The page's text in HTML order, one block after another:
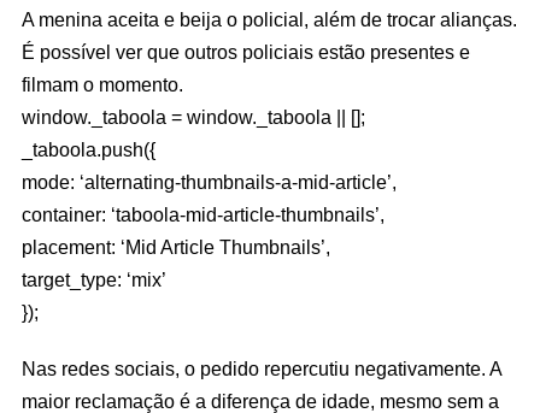
A menina aceita e beija o policial, além de trocar alianças.
É possível ver que outros policiais estão presentes e
filmam o momento.
window._taboola = window._taboola || [];
_taboola.push({
mode: ‘alternating-thumbnails-a-mid-article’,
container: ‘taboola-mid-article-thumbnails’,
placement: ‘Mid Article Thumbnails’,
target_type: ‘mix’
});
Nas redes sociais, o pedido repercutiu negativamente. A
maior reclamação é a diferença de idade, mesmo sem a